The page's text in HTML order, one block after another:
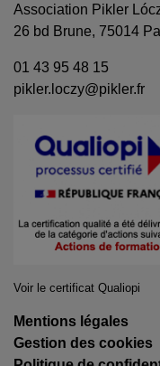
Association Pikler
26 bd Brune, 75014
01 43 95 48 15
pikler.loczy@pikler.fr
Voir le certificat Qualiopi
Mentions légales
Gestion des cookies